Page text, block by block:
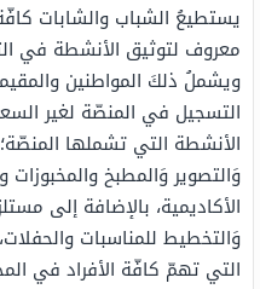
يستطيعُ الشباب والشابات
معروف لتوثيق الأنشطة في
ويشملُ ذلكَ المواطنين
التسجيل في المنصّة لغير
الأنشطة التي تشملها
وَالتصوير وَالمطبخ والمخبوزات
الأكاديمية، بالإضافة إلى
وَالتخطيط للمناسبات
التي تهمّ كافّة الأفراد في